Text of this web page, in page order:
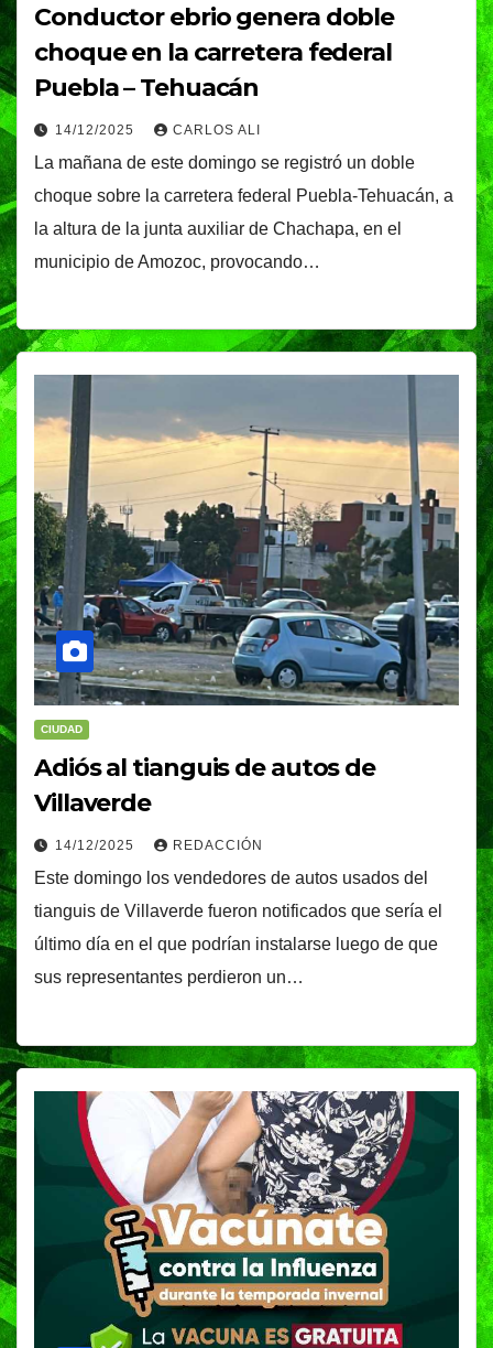
Conductor ebrio genera doble
choque en la carretera federal
Puebla – Tehuacán
14/12/2025 CARLOS ALI
La mañana de este domingo se registró un doble
choque sobre la carretera federal Puebla-Tehuacán, a
la altura de la junta auxiliar de Chachapa, en el
municipio de Amozoc, provocando…
CIUDAD
Adiós al tianguis de autos de
Villaverde
14/12/2025 REDACCIÓN
Este domingo los vendedores de autos usados del
tianguis de Villaverde fueron notificados que sería el
último día en el que podrían instalarse luego de que
sus representantes perdieron un…